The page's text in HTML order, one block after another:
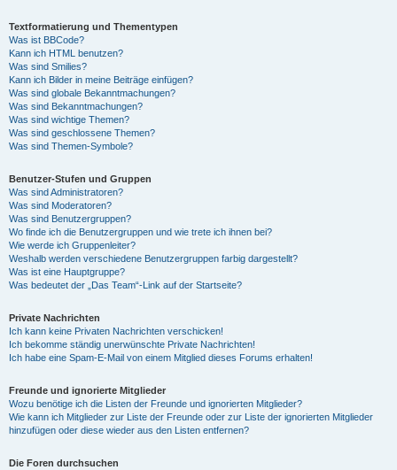
Textformatierung und Thementypen
Was ist BBCode?
Kann ich HTML benutzen?
Was sind Smilies?
Kann ich Bilder in meine Beiträge einfügen?
Was sind globale Bekanntmachungen?
Was sind Bekanntmachungen?
Was sind wichtige Themen?
Was sind geschlossene Themen?
Was sind Themen-Symbole?
Benutzer-Stufen und Gruppen
Was sind Administratoren?
Was sind Moderatoren?
Was sind Benutzergruppen?
Wo finde ich die Benutzergruppen und wie trete ich ihnen bei?
Wie werde ich Gruppenleiter?
Weshalb werden verschiedene Benutzergruppen farbig dargestellt?
Was ist eine Hauptgruppe?
Was bedeutet der „Das Team“-Link auf der Startseite?
Private Nachrichten
Ich kann keine Privaten Nachrichten verschicken!
Ich bekomme ständig unerwünschte Private Nachrichten!
Ich habe eine Spam-E-Mail von einem Mitglied dieses Forums erhalten!
Freunde und ignorierte Mitglieder
Wozu benötige ich die Listen der Freunde und ignorierten Mitglieder?
Wie kann ich Mitglieder zur Liste der Freunde oder zur Liste der ignorierten Mitglieder
hinzufügen oder diese wieder aus den Listen entfernen?
Die Foren durchsuchen